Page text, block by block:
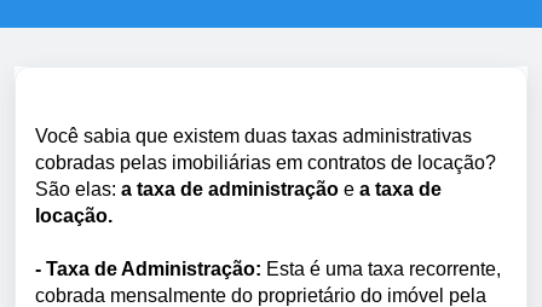
Você sabia que existem duas taxas administrativas
cobradas pelas imobiliárias em contratos de locação?
São elas: a taxa de administração e a taxa de
locação.
- Taxa de Administração: Esta é uma taxa recorrente,
cobrada mensalmente do proprietário do imóvel pela